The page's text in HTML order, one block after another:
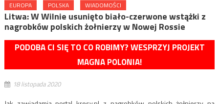
EUROPA POLSKA WIADOMOŚCI
Litwa: W Wilnie usunięto biało-czerwone wstążki z
nagrobków polskich żołnierzy w Nowej Rossie
PODOBA CI SIĘ TO CO ROBIMY? WESPRZYJ PROJEKT
MAGNA POLONIA!
18 listopada 2020